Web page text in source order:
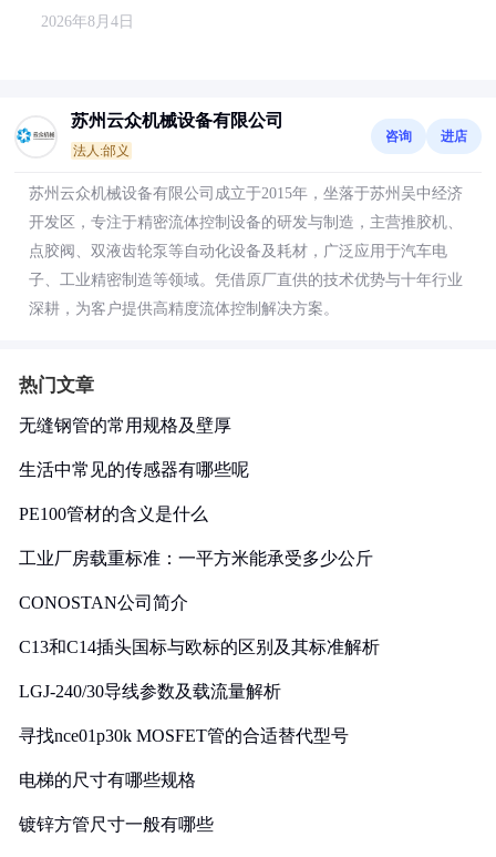
2026年8月4日
苏州云众机械设备有限公司
法人:邰义
咨询 进店
苏州云众机械设备有限公司成立于2015年，坐落于苏州吴中经济
开发区，专注于精密流体控制设备的研发与制造，主营推胶机、
点胶阀、双液齿轮泵等自动化设备及耗材，广泛应用于汽车电
子、工业精密制造等领域。凭借原厂直供的技术优势与十年行业
深耕，为客户提供高精度流体控制解决方案。
热门文章
无缝钢管的常用规格及壁厚
生活中常见的传感器有哪些呢
PE100管材的含义是什么
工业厂房载重标准：一平方米能承受多少公斤
CONOSTAN公司简介
C13和C14插头国标与欧标的区别及其标准解析
LGJ-240/30导线参数及载流量解析
寻找nce01p30k MOSFET管的合适替代型号
电梯的尺寸有哪些规格
镀锌方管尺寸一般有哪些